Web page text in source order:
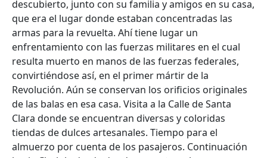
descubierto, junto con su familia y amigos en su casa,
que era el lugar donde estaban concentradas las
armas para la revuelta. Ahí tiene lugar un
enfrentamiento con las fuerzas militares en el cual
resulta muerto en manos de las fuerzas federales,
convirtiéndose así, en el primer mártir de la
Revolución. Aún se conservan los orificios originales
de las balas en esa casa. Visita a la Calle de Santa
Clara donde se encuentran diversas y coloridas
tiendas de dulces artesanales. Tiempo para el
almuerzo por cuenta de los pasajeros. Continuación